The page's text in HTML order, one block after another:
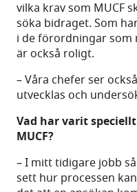
vilka krav som MUCF
söka bidraget. Som
i de förordningar som
är också roligt.
– Våra chefer ser
utvecklas och
Vad har varit
MUCF?
– I mitt tidigare jobb
sett hur processen